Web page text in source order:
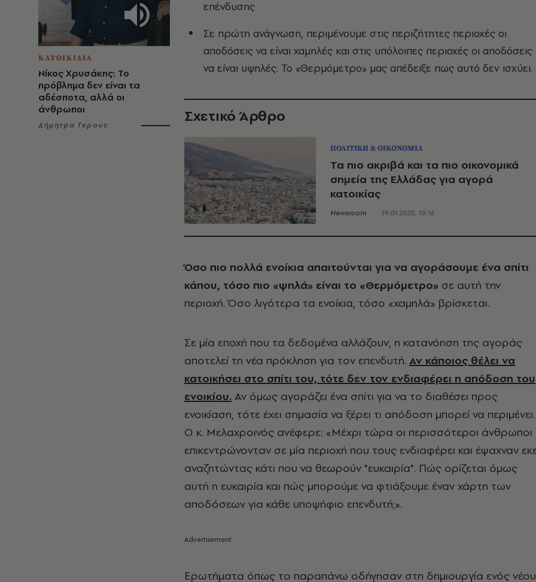
ΚΑΤΟΙΚΙΔΙΑ
Νίκος Χρυσάκης: Το
πρόβλημα δεν είναι τα
αδέσποτα, αλλά οι
άνθρωποι
Δήμητρα Γκρους
επένδυσης
Σε πρώτη ανάγνωση, περιμένουμε στις περιζήτητες περιοχές οι
αποδόσεις να είναι χαμηλές και στις υπόλοιπες περιοχές οι αποδόσεις
να είναι υψηλές. Το «Θερμόμετρο» μας απέδειξε πως αυτό δεν ισχύει.
Σχετικό Άρθρο
ΠΟΛΙΤΙΚΗ & ΟΙΚΟΝΟΜΙΑ
Τα πιο ακριβά και τα πιο οικονομικά
σημεία της Ελλάδας για αγορά
κατοικίας
Newsroom 19.01.2025, 10:16
Όσο πιο πολλά ενοίκια απαιτούνται για να αγοράσουμε ένα σπίτι
κάπου, τόσο πιο «ψηλά» είναι το «Θερμόμετρο» σε αυτή την
περιοχή. Όσο λιγότερα τα ενοίκια, τόσο «χαμηλά» βρίσκεται.
Σε μία εποχή που τα δεδομένα αλλάζουν, η κατανόηση της αγοράς
αποτελεί τη νέα πρόκληση για τον επενδυτή. Αν κάποιος θέλει να
κατοικήσει στο σπίτι του, τότε δεν τον ενδιαφέρει η απόδοση του
ενοικίου. Αν όμως αγοράζει ένα σπίτι για να το διαθέσει προς
ενοικίαση, τότε έχει σημασία να ξέρει τι απόδοση μπορεί να περιμένει.
Ο κ. Μελαχροινός ανέφερε: «Μέχρι τώρα οι περισσότεροι άνθρωποι
επικεντρώνονταν σε μία περιοχή που τους ενδιαφέρει και έψαχναν
αναζητώντας κάτι που να θεωρούν "ευκαιρία". Πώς ορίζεται όμως
αυτή η ευκαιρία και πώς μπορούμε να φτιάξουμε έναν χάρτη των
αποδόσεων για κάθε υποψήφιο επενδυτή;».
Ερωτήματα όπως το παραπάνω οδήγησαν στη δημιουργία ενός νέου